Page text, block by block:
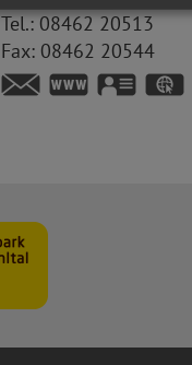
Tel.: 08462 20513
Fax: 08462 20544
https://vCard